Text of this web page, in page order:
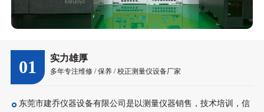
01 实力雄厚
多年专注维修 / 保养 / 校正测量仪设备厂家
东莞市建乔仪器设备有限公司是以测量仪器销售，技术培训，信